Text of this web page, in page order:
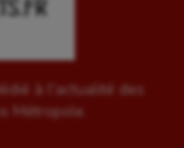
à l'actualité des
Métropole.